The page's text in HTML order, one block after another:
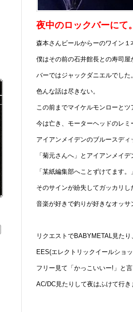
夜中のロックバーにて。
森本さんビールからーのワイン１
僕はその前の石井館長との寿司屋
バーではジャックダニエルでした。
色んな話は尽きない。
この前までマイケルモンローとツ
今は亡き、モーターヘッドのレミ
アイアンメイデンのブルースディ
「菊元さんへ」とアイアンメイ
「某紙編集部へことずけてます
そのサインが紛失してガッカリし
音楽が好きで釣りが好きなオッサ
リクエストでBABYMETAL見たり
EES(エレクトリックイールショッ
フリー見て「かっこいいー!」と言
AC/DC見たりして夜はふけて行き